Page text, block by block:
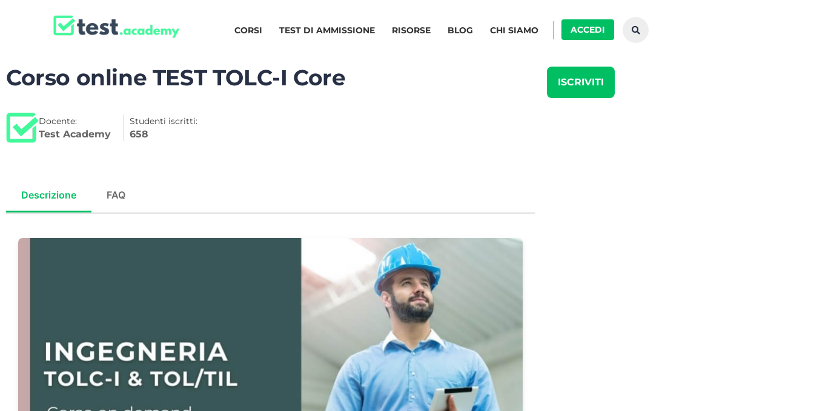
ACCEDI
CORSI TEST DI AMMISSIONE RISORSE BLOG CHI SIAMO
Corso online TEST TOLC-I Core
Docente:
Test Academy
Studenti iscritti:
658
Descrizione FAQ
ISCRIVITI